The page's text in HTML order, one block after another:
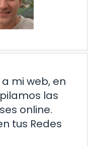
mi web, en
las
online.
tus Redes